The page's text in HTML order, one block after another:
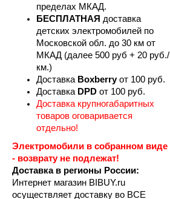
пределах МКАД.
БЕСПЛАТНАЯ доставка
детских электромобилей по
Московской обл. до 30 км от
МКАД (далее 500 руб + 20 руб./
км.)
Доставка Boxberry от 100 руб.
Доставка DPD от 100 руб.
Доставка крупногабаритных
товаров оговаривается
отдельно!
Электромобили в собранном виде
- возврату не подлежат!
Доставка в регионы России:
Интернет магазин BIBUY.ru
осуществляет доставку во ВСЕ